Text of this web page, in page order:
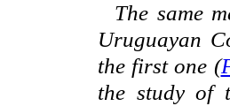
The same
Uruguayan
the first one (
the study of